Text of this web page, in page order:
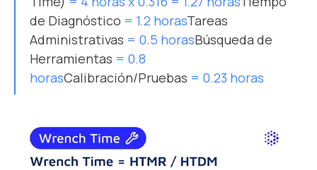
de Diagnóstico = 1.2 horasTareas
Administrativas = 0.5 horasBúsqueda de
Herramientas = 0.8
horasCalibración/Pruebas = 0.23 horas